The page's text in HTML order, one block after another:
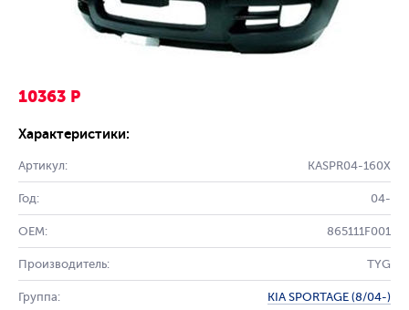
10363 Р
Характеристики:
Артикул: KASPR04-160X
Год: 04-
OEM: 865111F001
Производитель: TYG
Группа: KIA SPORTAGE (8/04-)